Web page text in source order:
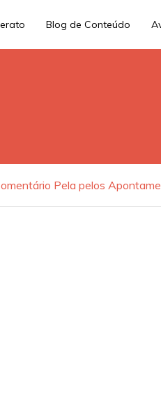
Blog de Conteúdo
Pela pelos